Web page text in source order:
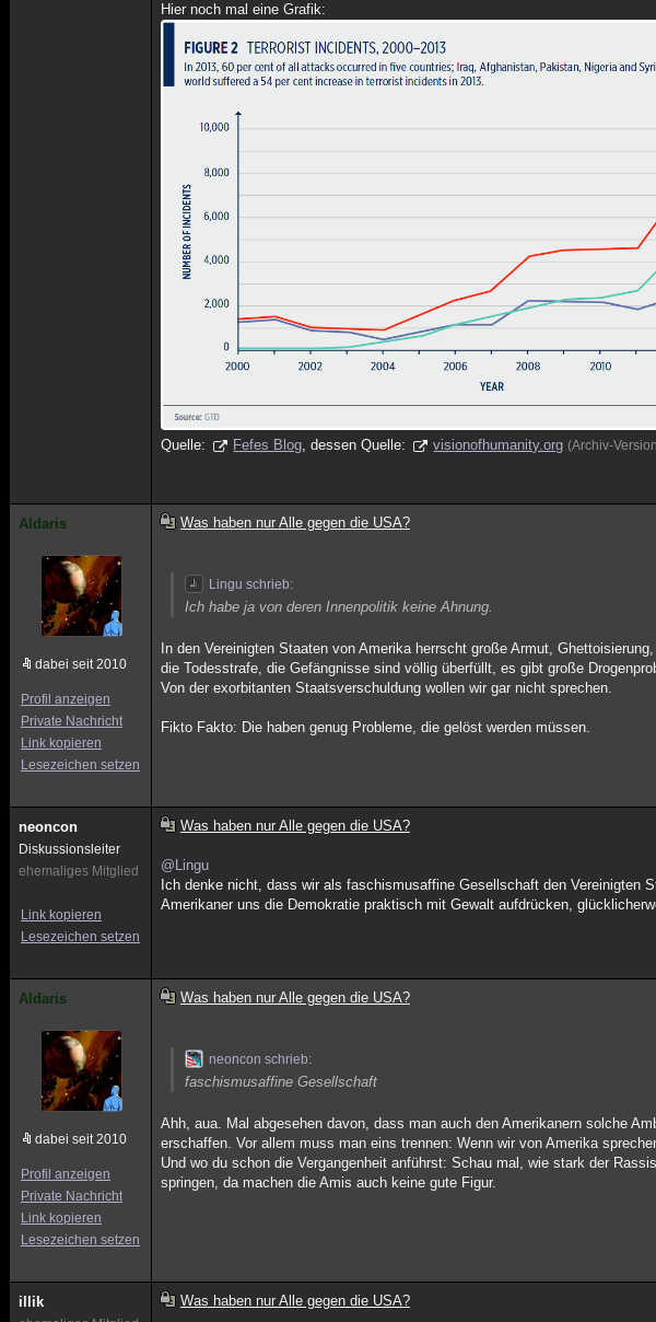
Hier noch mal eine Grafik:
Quelle: Fefes Blog, dessen Quelle: visionofhumanity.org (Archiv-
Aldaris
dabei seit 2010
Profil anzeigen
Private Nachricht
Link kopieren
Lesezeichen setzen
Was haben nur Alle gegen die USA?
Lingu schrieb:
Ich habe ja von deren Innenpolitik keine Ahnung.
In den Vereinigten Staaten von Amerika herrscht große Armut,
die Todesstrafe, die Gefängnisse sind völlig überfüllt, es gibt große
Von der exorbitanten Staatsverschuldung wollen wir gar nicht sprechen.
Fikto Fakto: Die haben genug Probleme, die gelöst werden müssen.
neoncon
Diskussionsleiter
ehemaliges Mitglied
Link kopieren
Lesezeichen setzen
Was haben nur Alle gegen die USA?
@Lingu
Ich denke nicht, dass wir als faschismusaffine Gesellschaft den Vereinigten
Amerikaner uns die Demokratie praktisch mit Gewalt aufdrücken,
Aldaris
dabei seit 2010
Profil anzeigen
Private Nachricht
Link kopieren
Lesezeichen setzen
Was haben nur Alle gegen die USA?
neoncon schrieb:
faschismusaffine Gesellschaft
Ahh, aua. Mal abgesehen davon, dass man auch den Amerikanern solche
erschaffen. Vor allem muss man eins trennen: Wenn wir von Amerika
Und wo du schon die Vergangenheit anführst: Schau mal, wie stark der
springen, da machen die Amis auch keine gute Figur.
illik Was haben nur Alle gegen die USA?